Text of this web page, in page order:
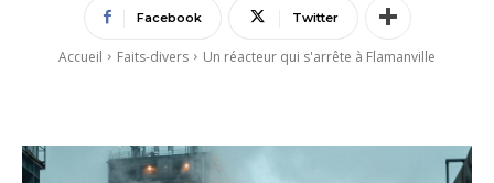
Facebook Twitter
Accueil Faits-divers Un réacteur qui s'arrête à Flamanville